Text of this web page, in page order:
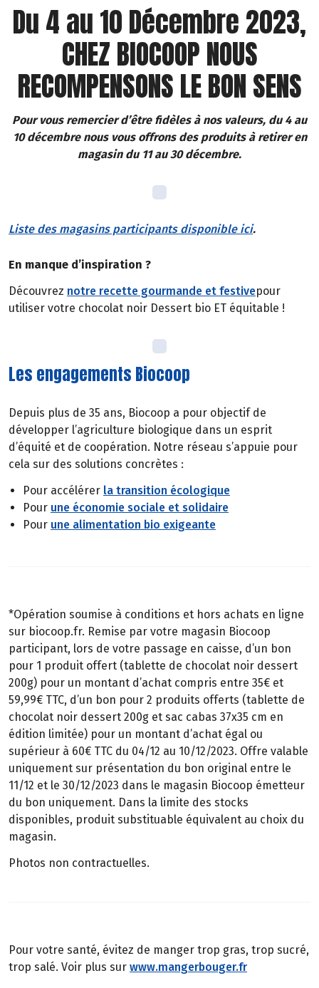
Du 4 au 10 Décembre 2023,
CHEZ BIOCOOP NOUS
RECOMPENSONS LE BON SENS
Pour vous remercier d’être fidèles à nos valeurs, du 4 au
10 décembre nous vous offrons des produits à retirer en
magasin du 11 au 30 décembre.
Liste des magasins participants disponible ici.
En manque d’inspiration ?
Découvrez notre recette gourmande et festivepour
utiliser votre chocolat noir Dessert bio ET équitable !
Les engagements Biocoop
Depuis plus de 35 ans, Biocoop a pour objectif de
développer l’agriculture biologique dans un esprit
d’équité et de coopération. Notre réseau s’appuie pour
cela sur des solutions concrètes :
Pour accélérer la transition écologique
Pour une économie sociale et solidaire
Pour une alimentation bio exigeante
*Opération soumise à conditions et hors achats en ligne
sur biocoop.fr. Remise par votre magasin Biocoop
participant, lors de votre passage en caisse, d’un bon
pour 1 produit offert (tablette de chocolat noir dessert
200g) pour un montant d’achat compris entre 35€ et
59,99€ TTC, d’un bon pour 2 produits offerts (tablette de
chocolat noir dessert 200g et sac cabas 37x35 cm en
édition limitée) pour un montant d’achat égal ou
supérieur à 60€ TTC du 04/12 au 10/12/2023. Offre valable
uniquement sur présentation du bon original entre le
11/12 et le 30/12/2023 dans le magasin Biocoop émetteur
du bon uniquement. Dans la limite des stocks
disponibles, produit substituable équivalent au choix du
magasin.
Photos non contractuelles.
Pour votre santé, évitez de manger trop gras, trop sucré,
trop salé. Voir plus sur www.mangerbouger.fr